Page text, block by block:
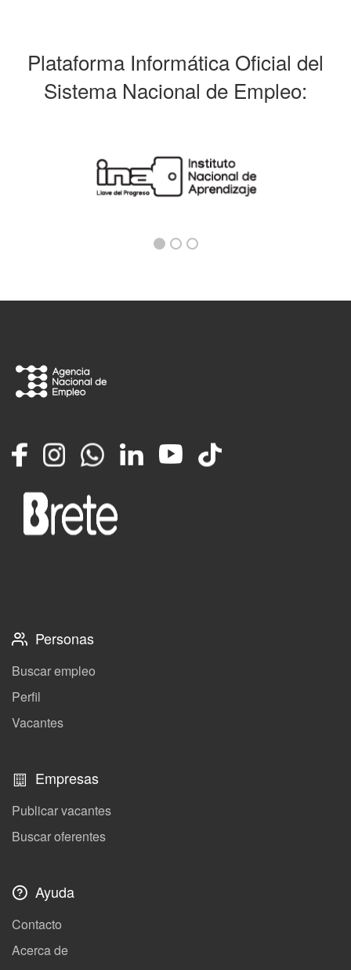
Plataforma Informática Oficial del
Sistema Nacional de Empleo:
FacebookInstagramWhatsappLinkedInYouTube
TikTok
Personas
Buscar empleo
Perfil
Vacantes
Empresas
Publicar vacantes
Buscar oferentes
Ayuda
Contacto
Acerca de